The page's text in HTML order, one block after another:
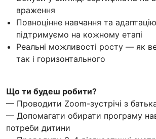
враження
Повноцінне навчання та
підтримуємо на кожному етапі
Реальні можливості росту — як
так і горизонтального
Що ти будеш робити?
— Проводити Zoom-зустрічі з
— Допомагати обирати програму
потреби дитини